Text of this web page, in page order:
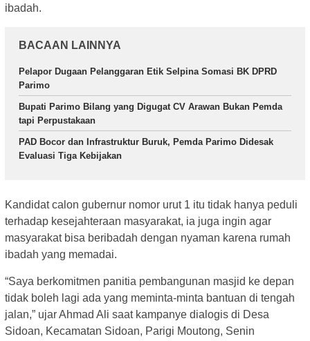
ibadah.
BACAAN LAINNYA
Pelapor Dugaan Pelanggaran Etik Selpina Somasi BK DPRD
Parimo
Bupati Parimo Bilang yang Digugat CV Arawan Bukan Pemda
tapi Perpustakaan
PAD Bocor dan Infrastruktur Buruk, Pemda Parimo Didesak
Evaluasi Tiga Kebijakan
Kandidat calon gubernur nomor urut 1 itu tidak hanya peduli
terhadap kesejahteraan masyarakat, ia juga ingin agar
masyarakat bisa beribadah dengan nyaman karena rumah
ibadah yang memadai.
“Saya berkomitmen panitia pembangunan masjid ke depan
tidak boleh lagi ada yang meminta-minta bantuan di tengah
jalan,” ujar Ahmad Ali saat kampanye dialogis di Desa
Sidoan, Kecamatan Sidoan, Parigi Moutong, Senin